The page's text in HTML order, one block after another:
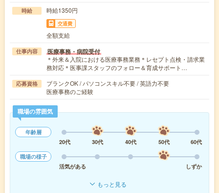
時給 時給1350円
交通費
全額支給
仕事内容 医療事務・病院受付
＊外来＆入院における医療事務業務＊レセプト点検・請求業
務対応＊医事課スタッフのフォロー＆育成サポート…
応募資格
ブランクOK / パソコンスキル不要 / 英語力不要
医療事務のご経験
職場の雰囲気
年齢層
20代
30代 40代 50代
60代
職場の様子
活気がある
しずか
もっと見る